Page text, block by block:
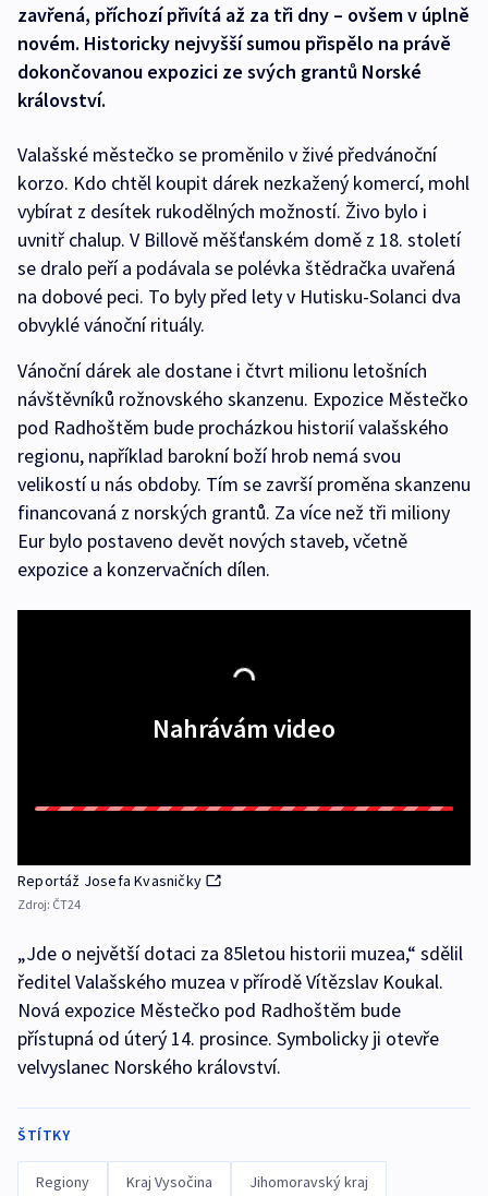
zavřená, příchozí přivítá až za tři dny – ovšem v úplně
novém. Historicky nejvyšší sumou přispělo na právě
dokončovanou expozici ze svých grantů Norské
království.
Valašské městečko se proměnilo v živé předvánoční
korzo. Kdo chtěl koupit dárek nezkažený komercí, mohl
vybírat z desítek rukodělných možností. Živo bylo i
uvnitř chalup. V Billově měšťanském domě z 18. století
se dralo peří a podávala se polévka štědračka uvařená
na dobové peci. To byly před lety v Hutisku-Solanci dva
obvyklé vánoční rituály.
Vánoční dárek ale dostane i čtvrt milionu letošních
návštěvníků rožnovského skanzenu. Expozice Městečko
pod Radhoštěm bude procházkou historií valašského
regionu, například barokní boží hrob nemá svou
velikostí u nás obdoby. Tím se završí proměna skanzenu
financovaná z norských grantů. Za více než tři miliony
Eur bylo postaveno devět nových staveb, včetně
expozice a konzervačních dílen.
Nahrávám video
Reportáž Josefa Kvasničky
Zdroj: ČT24
„Jde o největší dotaci za 85letou historii muzea,“ sdělil
ředitel Valašského muzea v přírodě Vítězslav Koukal.
Nová expozice Městečko pod Radhoštěm bude
přístupná od úterý 14. prosince. Symbolicky ji otevře
velvyslanec Norského království.
ŠTÍTKY
Regiony Kraj Vysočina Jihomoravský kraj